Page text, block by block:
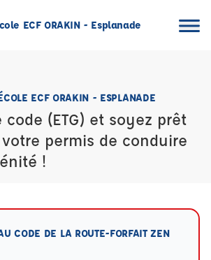
ECF ORAKIN - Esplanade
ECF ORAKIN - ESPLANADE
code (ETG) et soyez prêt
permis de conduire
!
CODE DE LA ROUTE-FORFAIT ZEN